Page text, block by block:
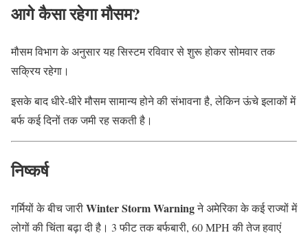
आगे कैसा रहेगा मौसम?
मौसम विभाग के अनुसार यह सिस्टम रविवार से शुरू होकर सोमवार तक
सक्रिय रहेगा।
इसके बाद धीरे-धीरे मौसम सामान्य होने की संभावना है, लेकिन ऊंचे इलाकों में
बर्फ कई दिनों तक जमी रह सकती है।
निष्कर्ष
गर्मियों के बीच जारीWinter Storm Warningने अमेरिका के कई राज्यों में
लोगों की चिंता बढ़ा दी है। 3 फीट तक बर्फबारी, 60 MPH की तेज हवाएं